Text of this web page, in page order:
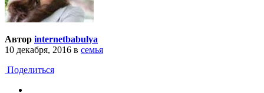
Автор internetbabulya
10 декабря, 2016 в семья
Поделиться